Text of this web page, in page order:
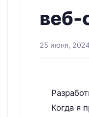
веб-
25 июня,
Когда я